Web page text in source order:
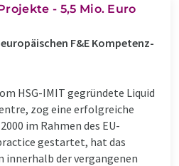
- 5,5 Mio. Euro
F&E Kompetenz-
HSG-IMIT gegründete Liquid
zog eine erfolgreiche
im Rahmen des EU-
gestartet, hat das
der vergangenen